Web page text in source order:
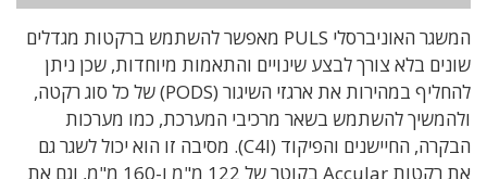
המשגר האוניברסלי PULS מאפשר להשתמש ברקטות מגדלים
שונים בלא צורך לבצע שינויים והתאמות מיוחדות, שכן ניתן
להחליף במהירות את ארגזי השיגור (PODS) של כל סוג רקטה,
ולהמשיך להשתמש בשאר מרכיבי המערכת, כמו מערכות
הבקרה, החיישנים והפיקוד (C4I). מסיבה זו הוא יכול לשגר גם
את רקטות Accular בקוטר של 122 מ"מ ו-160 מ"מ, וגם את